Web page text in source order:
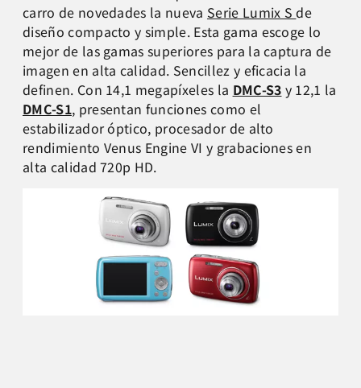
carro de novedades la nueva Serie Lumix Sde
diseño compacto y simple. Esta gama escoge lo
mejor de las gamas superiores para la captura de
imagen en alta calidad. Sencillez y eficacia la
definen. Con 14,1 megapíxeles la DMC-S3 y 12,1 la
DMC-S1, presentan funciones como el
estabilizador óptico, procesador de alto
rendimiento Venus Engine VI y grabaciones en
alta calidad 720p HD.